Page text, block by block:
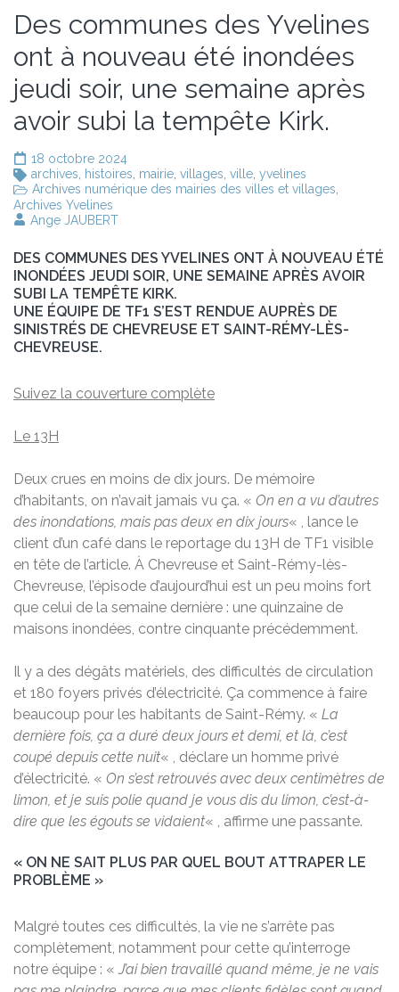
Des communes des Yvelines
ont à nouveau été inondées
jeudi soir, une semaine après
avoir subi la tempête Kirk.
18 octobre 2024
archives
histoires mairie villages ville yvelines
Archives numérique des mairies des villes et villages
Archives Yvelines
Ange JAUBERT
DES COMMUNES DES YVELINES ONT À NOUVEAU ÉTÉ
INONDÉES JEUDI SOIR, UNE SEMAINE APRÈS AVOIR
SUBI LA TEMPÊTE KIRK.
UNE ÉQUIPE DE TF1 S’EST RENDUE AUPRÈS DE
SINISTRÉS DE CHEVREUSE ET SAINT-RÉMY-LÈS-
CHEVREUSE.
Suivez la couverture complète
Le 13H
Deux crues en moins de dix jours. De mémoire
d’habitants, on n’avait jamais vu ça. « On en a vu d’autres
des inondations, mais pas deux en dix jours« , lance le
client d’un café dans le reportage du 13H de TF1 visible
en tête de l’article. À Chevreuse et Saint-Rémy-lès-
Chevreuse, l’épisode d’aujourd’hui est un peu moins fort
que celui de la semaine dernière : une quinzaine de
maisons inondées, contre cinquante précédemment.
Il y a des dégâts matériels, des difficultés de circulation
et 180 foyers privés d’électricité. Ça commence à faire
beaucoup pour les habitants de Saint-Rémy. « La
dernière fois, ça a duré deux jours et demi, et là, c’est
coupé depuis cette nuit« , déclare un homme privé
d’électricité. « On s’est retrouvés avec deux centimètres de
limon, et je suis polie quand je vous dis du limon, c’est-à-
dire que les égouts se vidaient« , affirme une passante.
« ON NE SAIT PLUS PAR QUEL BOUT ATTRAPER LE
PROBLÈME »
Malgré toutes ces difficultés, la vie ne s’arrête pas
complètement, notamment pour cette qu’interroge
notre équipe : «J’ai bien travaillé quand même, je ne vais